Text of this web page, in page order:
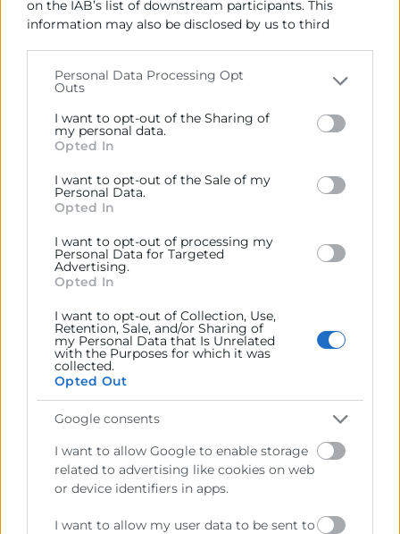
on the IAB’s list of downstream participants. This
information may also be disclosed by us to third
Please note that this website/app uses one or more
Google services and may gather and store information
including but not limited to your visit or usage
behaviour. You may click to grant or deny consent to
below specified purposes in below Google consent
section.
Personal Data Processing Opt
Outs
I want to opt-out of the Sharing of
my personal data.
Opted In
I want to opt-out of the Sale of my
Personal Data.
Opted In
I want to opt-out of processing my
Personal Data for Targeted
Advertising.
Opted In
I want to opt-out of Collection, Use,
Retention, Sale, and/or Sharing of
my Personal Data that Is Unrelated
with the Purposes for which it was
collected.
Opted Out
Google consents
I want to allow Google to enable storage
related to advertising like cookies on web
or device identifiers in apps.
I want to allow my user data to be sent to
Bienvenida
Representante de EMS Movility Solutions
I. Presentación de EMS
II. Turquía como destino estratégico para
Desplazamiento de empleado: Turquía, escenarios
y planificación
I. Tipologías de visados y permisos
II. Procedimientos de obtención
III. Plazos y documentación requerida
IV. Riesgos de incumplimiento y buenas prácticas
V. Employer of Record – EoR